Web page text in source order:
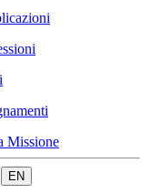
Missione
EN